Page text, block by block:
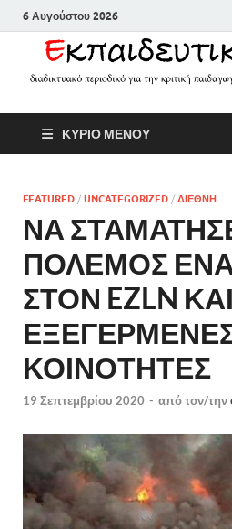
6 Αυγούστου 2026
ΚΥΡΙΟ ΜΕΝΟΥ
FEATURED / UNCATEGORIZED / ΔΙΕΘΝΗ
ΝΑ
ΠΟΛΕΜΟΣ
ΣΤΟΝ EZLN
ΚΟΙΝΟΤΗΤΕΣ
19 Σεπτεμβρίου 2020 - από τον/την